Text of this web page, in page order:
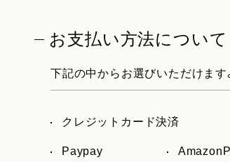
お支払い方法について
下記の中からお選びいただけます
クレジットカード決済
Paypay